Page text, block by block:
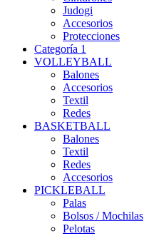
Judogi
Accesorios
Protecciones
Categoría 1
VOLLEYBALL
Balones
Accesorios
Textil
Redes
BASKETBALL
Balones
Textil
Redes
Accesorios
PICKLEBALL
Palas
Bolsos / Mochilas
Pelotas